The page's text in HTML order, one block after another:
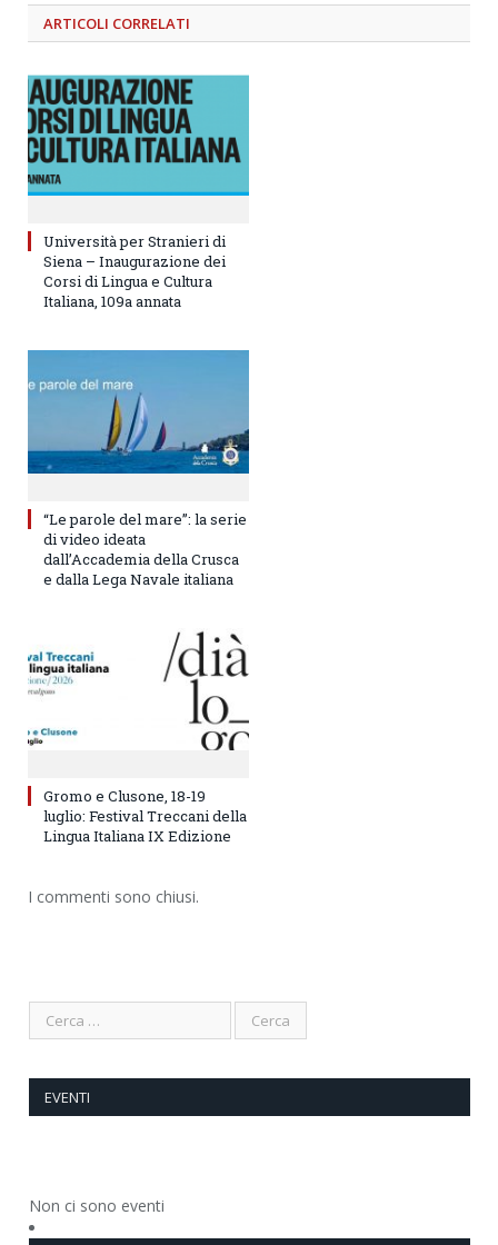
ARTICOLI CORRELATI
Università per Stranieri di
Siena – Inaugurazione dei
Corsi di Lingua e Cultura
Italiana, 109a annata
“Le parole del mare”: la serie
di video ideata
dall’Accademia della Crusca
e dalla Lega Navale italiana
Gromo e Clusone, 18-19
luglio: Festival Treccani della
Lingua Italiana IX Edizione
I commenti sono chiusi.
EVENTI
Non ci sono eventi